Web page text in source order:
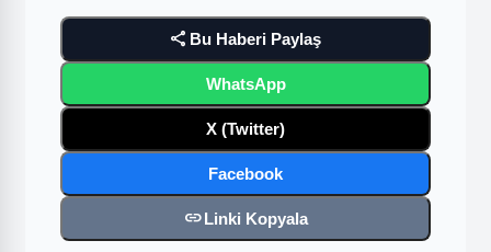
share Bu Haberi Paylaş
WhatsApp
X (Twitter)
Facebook
linkLinki Kopyala